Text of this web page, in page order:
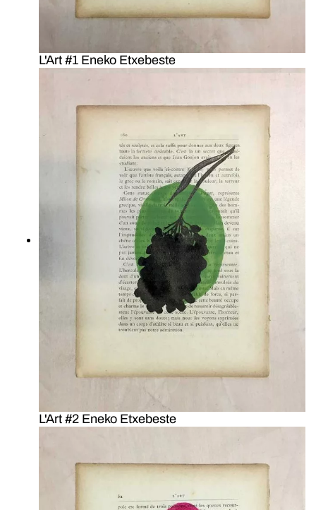
L'Art #1 Eneko Etxebeste
L'Art #2 Eneko Etxebeste